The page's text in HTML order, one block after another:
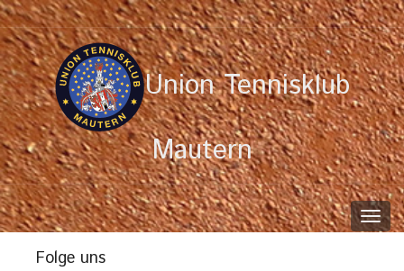
Union Tennisklub
Mautern
Folge uns